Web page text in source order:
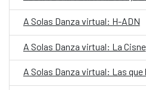
A Solas Danza virtual: H-ADN
A Solas Danza virtual: La Cisne
A Solas Danza virtual: Las que